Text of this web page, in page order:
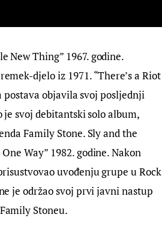
New Thing” 1967. godine.
djelo iz 1971. “There’s a Riot
postava objavila svoj posljednji
je svoj debitantski solo album,
Family Stone. Sly and the
Way” 1982. godine. Nakon
uvođenju grupe u Rock
je održao svoj prvi javni nastup
Stoneu.